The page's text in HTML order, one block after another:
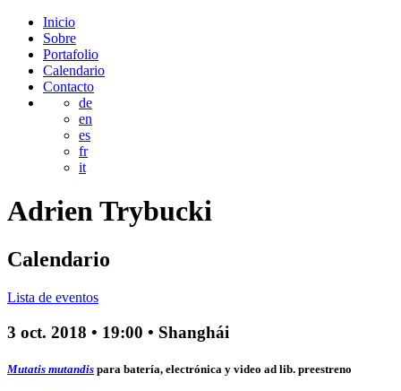
Inicio
Sobre
Portafolio
Calendario
Contacto
de
en
es
fr
it
AdrienTrybucki
Calendario
Lista de eventos
3 oct. 2018 • 19:00 • Shanghái
Mutatis mutandis para batería, electrónica y video ad lib. preestreno